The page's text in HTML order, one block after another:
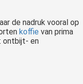
de nadruk vooral op
koffie van prima
ontbijt- en